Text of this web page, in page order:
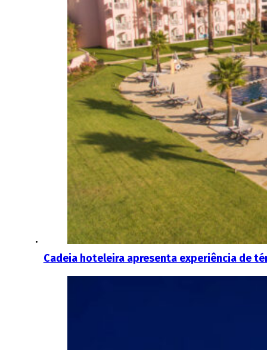
Cadeia hoteleira apresenta experiência de